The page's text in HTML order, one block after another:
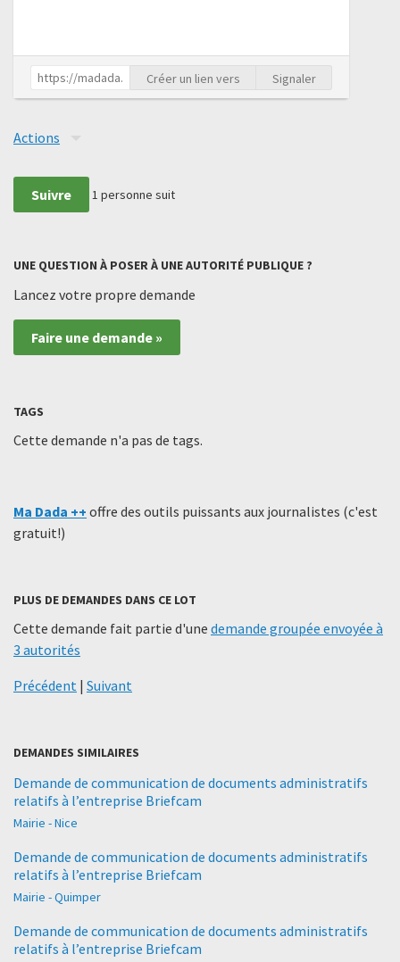
Créer un lien vers Signaler
Actions
Suivre 1 personne suit
UNE QUESTION À POSER À UNE AUTORITÉ PUBLIQUE ?
Lancez votre propre demande
Faire une demande »
TAGS
Cette demande n'a pas de tags.
Ma Dada ++ offre des outils puissants aux journalistes (c'est
gratuit!)
PLUS DE DEMANDES DANS CE LOT
Cette demande fait partie d'une demande groupée envoyée à
3 autorités
Précédent | Suivant
DEMANDES SIMILAIRES
Demande de communication de documents administratifs
relatifs à l’entreprise Briefcam
Mairie - Nice
Demande de communication de documents administratifs
relatifs à l’entreprise Briefcam
Mairie - Quimper
Demande de communication de documents administratifs
relatifs à l’entreprise Briefcam